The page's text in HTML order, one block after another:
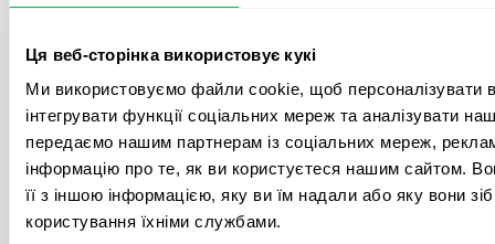
Ця веб-сторінка використовує кукі
Ми використовуємо файли cookie, щоб персоналізувати
інтегрувати функції соціальних мереж та аналізувати
передаємо нашим партнерам із соціальних мереж,
інформацію про те, як ви користуєтеся нашим сайтом.
її з іншою інформацією, яку ви їм надали або яку вони
користування їхніми службами.
надзвичайно інтуїтивно зрозуміло і
займає мінімальну кількість часу для
налаштування. Команда онбордингу
чудова, менеджери завжди були готові
відповісти на наші запитання. Крім того,
круто, що служба підтримки клієнтів
прислухається до відгуків, разом ми вже
впровадили кілька функцій з наших